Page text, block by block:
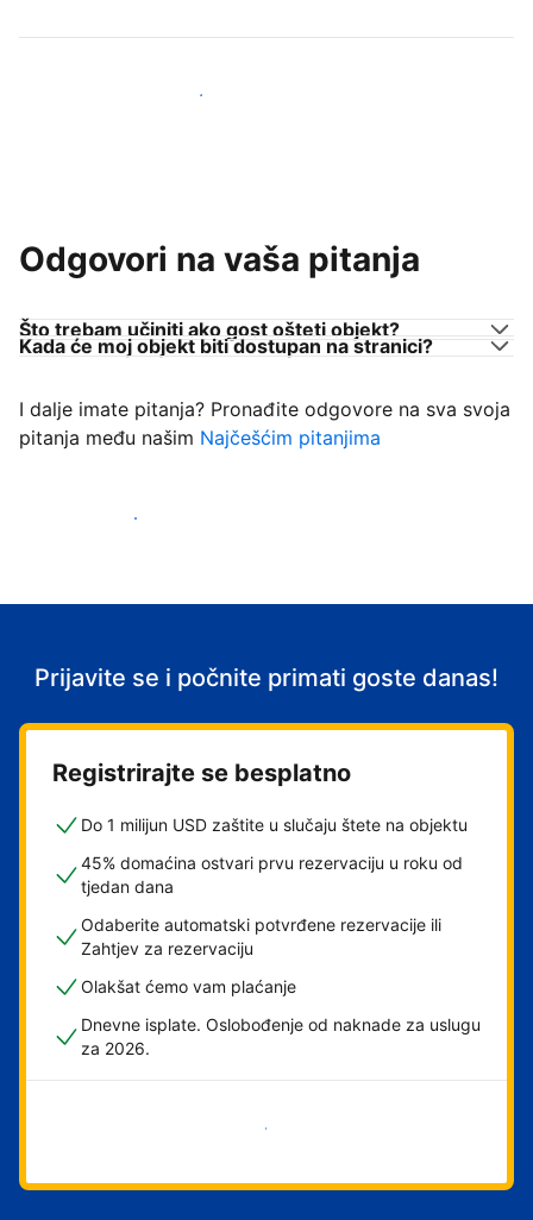
Pridružite se domaćinima poput vas
Odgovori na vaša pitanja
Što trebam učiniti ako gost ošteti objekt?
Kada će moj objekt biti dostupan na stranici?
I dalje imate pitanja? Pronađite odgovore na sva svoja
pitanja među našim Najčešćim pitanjima
Počnite primati goste
Prijavite se i počnite primati goste danas!
Registrirajte se besplatno
Do 1 milijun USD zaštite u slučaju štete na objektu
45% domaćina ostvari prvu rezervaciju u roku od
tjedan dana
Odaberite automatski potvrđene rezervacije ili
Zahtjev za rezervaciju
Olakšat ćemo vam plaćanje
Dnevne isplate. Oslobođenje od naknade za uslugu
za 2026.
Započni odmah